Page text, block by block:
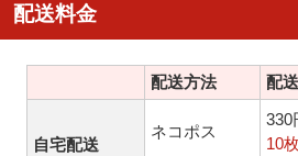
配送料金
配送方法 配
自宅配送
ネコポス
330
10